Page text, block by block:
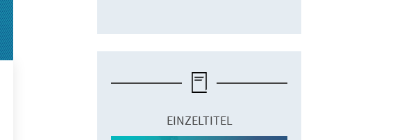
EINZELTITEL